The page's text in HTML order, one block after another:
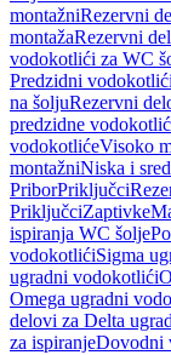
montažniRezervni
montažaRezervni
vodokotlići za WC
Predzidni
na šoljuRezervni
predzidne
vodokotlićeVisoko
montažniNiska i
PriborPriključci
PriključciZaptivke
ispiranja WC šolje
vodokotlićiSigma
ugradni vodokotlići
Omega ugradni
delovi za Delta
za ispiranjeDovodni